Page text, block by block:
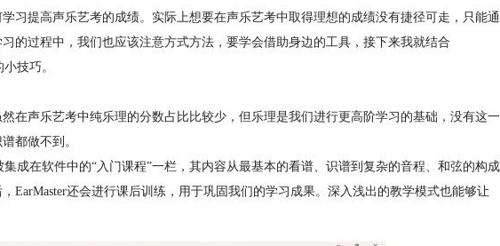
习提高声乐艺考的成绩。实际上想要在声乐艺考中取得理想的成绩没有捷径可走，只能通
的过程中，我们也应该注意方式方法，要学会借助身边的工具，接下来我就结合
技巧。
在声乐艺考中纯乐理的分数占比比较少，但乐理是我们进行更高阶学习的基础，没有这一
都做不到。
成在软件中的“入门课程”一栏，其内容从最基本的看谱、识谱到复杂的音程、和弦的构成
EarMaster还会进行课后训练，用于巩固我们的学习成果。深入浅出的教学模式也能够让